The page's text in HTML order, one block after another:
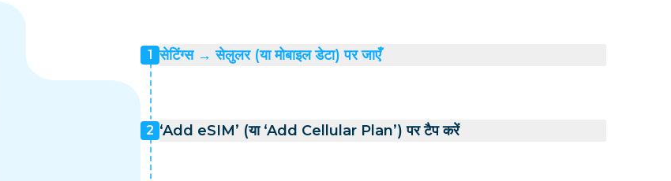
1 सेटिंग्स → सेलुलर (या मोबाइल डेटा) पर जाएँ
2 ‘Add eSIM’ (या ‘Add Cellular Plan’) पर टैप करें